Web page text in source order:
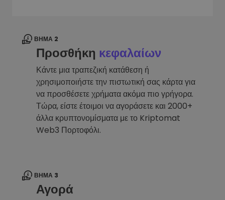
ΒΉΜΑ 2
Προσθήκη κεφαλαίων
Κάντε μια τραπεζική κατάθεση ή
χρησιμοποιήστε την πιστωτική σας κάρτα για
να προσθέσετε χρήματα ακόμα πιο γρήγορα.
Τώρα, είστε έτοιμοι να αγοράσετε και 2000+
άλλα κρυπτονομίσματα με το Kriptomat
Web3 Πορτοφόλι.
ΒΉΜΑ 3
Αγορά